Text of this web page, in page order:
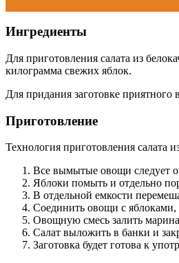
Ингредиенты
Для приготовления салата из
килограмма свежих яблок.
Для придания заготовке приятного
Приготовление
Технология приготовления салата
Все вымытые овощи следует
Яблоки помыть и отдельно
В отдельной емкости
Соединить овощи с яблоками,
Овощную смесь залить
Салат выложить в банки и
Заготовка будет готова к